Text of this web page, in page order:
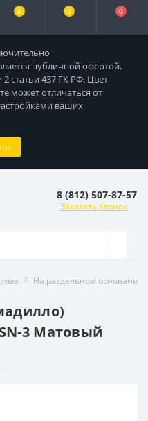
публичной офертой,
статьи 437 ГК РФ. Цвет
может отличаться от
ваших
0 0 0
8 (812) 507-87-57
Заказать звонок
На раздельном основании
3 Матовый